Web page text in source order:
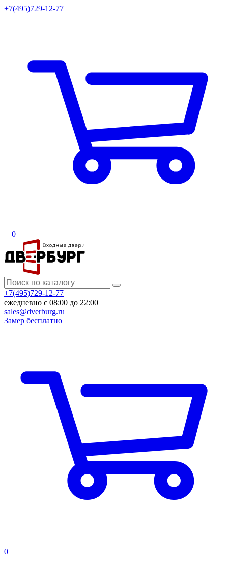
+7(495)729-12-77
0
+7(495)729-12-77
ежедневно с 08:00 до 22:00
sales@dverburg.ru
Замер бесплатно
0